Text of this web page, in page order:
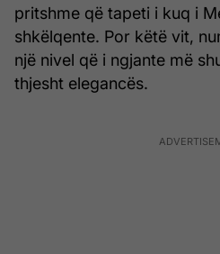
pritshme që tapeti i kuq i
shkëlqente. Por këtë vit,
një nivel që i ngjante më
thjesht elegancës.